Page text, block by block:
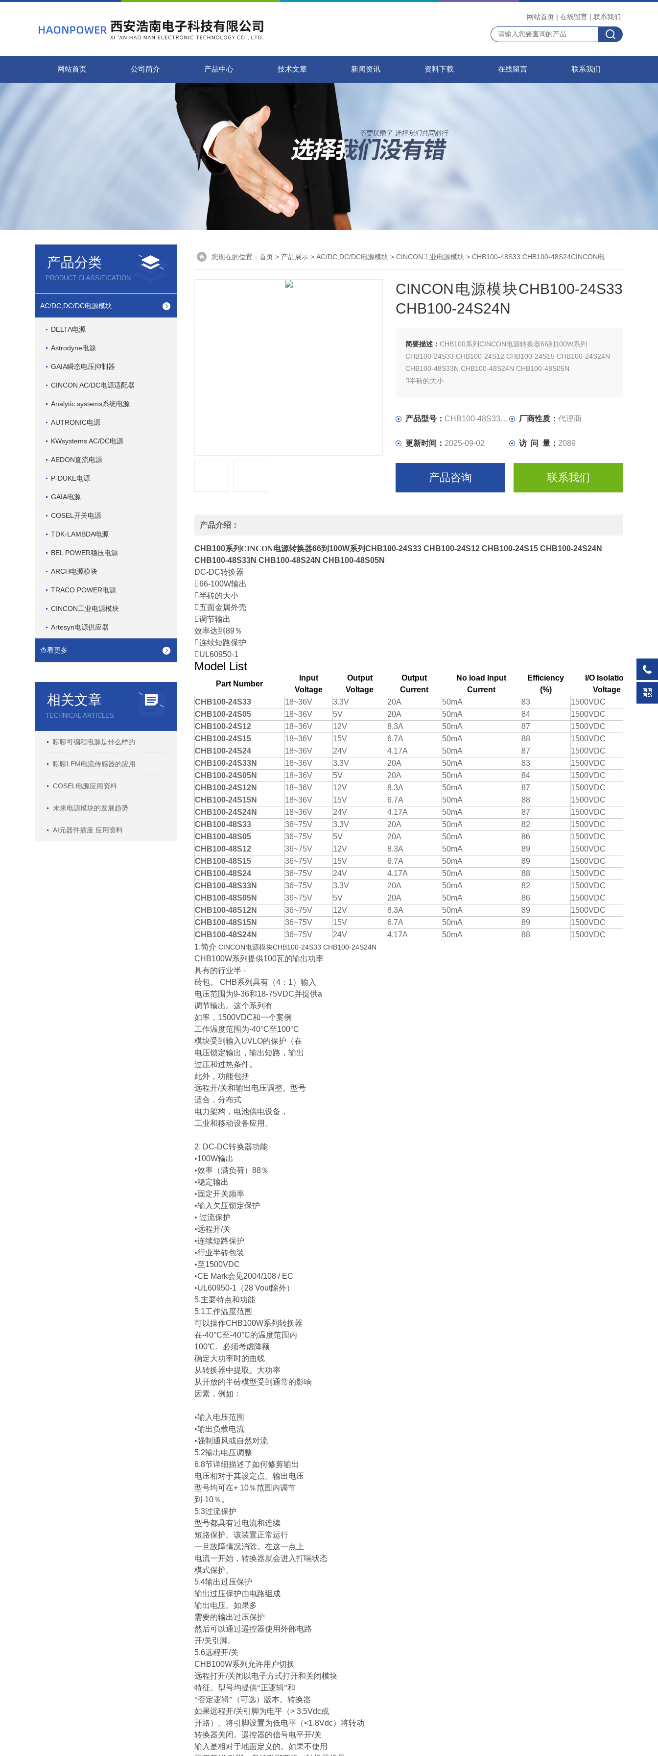
网站首页 | 在线留言 | 联系我们
网站首页 公司简介 产品中心 技术文章 新闻资讯 资料下载 在线留言 联系我们
产品分类
PRODUCT CLASSIFICATION
AC/DC,DC/DC电源模块
DELTA电源
Astrodyne电源
GAIA瞬态电压抑制器
CINCON AC/DC电源适配器
Analytic systems系统电源
AUTRONIC电源
KWsystems AC/DC电源
AEDON直流电源
P-DUKE电源
GAIA电源
COSEL开关电源
TDK-LAMBDA电源
BEL POWER稳压电源
ARCH电源模块
TRACO POWER电源
CINCON工业电源模块
Artesyn电源供应器
查看更多
相关文章
TECHNICAL ARTICLES
聊聊可编程电源是什么样的
聊聊LEM电流传感器的应用
COSEL电源应用资料
未来电源模块的发展趋势
AI元器件插座 应用资料
您现在的位置： 首页 > 产品展示 > AC/DC,DC/DC电源模块 > CINCON工业电源模块 > CHB100-48S33 CHB100-48S24CINCON电源模块CHB100-24S33 CHB100-24S24N
CINCON电源模块CHB100-24S33
CHB100-24S24N
简要描述：CHB100系列CINCON电源转换器66到100W系列
CHB100-24S33 CHB100-24S12 CHB100-24S15 CHB100-24S24N
CHB100-48S33N CHB100-48S24N CHB100-48S05N
半砖的大小
效率达到89％
产品型号： CHB100-48S33 CHB100-48S24 厂商性质：代理商
更新时间： 2025-09-02 访 问 量： 2089
产品咨询 联系我们
产品介绍：
CHB100系列CINCON电源转换器66到 100W系列CHB100-24S33 CHB100-24S12 CHB100-24S15 CHB100-24S24N
CHB100-48S33N CHB100-48S24N CHB100-48S05N
DC-DC转换器
66-100W输出
半砖的大小
五面金属外壳
调节输出
效率达到 89 ％
连续短路保护
UL60950-1
Model List
Part Number
Input
Voltage
Output
Voltage
Output
Current
No load Input
Current
Efficiency
(%)
I/O Isolation
Voltage
CHB100-24S33
18~36V 3.3V 20A 50mA 83
1500VDC
CHB100-24S05
18~36V 5V 20A 50mA 84
1500VDC
CHB100-24S12
18~36V 12V 8.3A 50mA 87
1500VDC
CHB100-24S15
18~36V 15V 6.7A 50mA 88
1500VDC
CHB100-24S24
18~36V 24V 4.17A 50mA 87
1500VDC
CHB100-24S33N
18~36V 3.3V 20A 50mA 83
1500VDC
CHB100-24S05N
18~36V 5V 20A 50mA 84
1500VDC
CHB100-24S12N
18~36V 12V 8.3A 50mA 87
1500VDC
CHB100-24S15N
18~36V 15V 6.7A 50mA 88
1500VDC
CHB100-24S24N
18~36V 24V 4.17A 50mA 87
1500VDC
CHB100-48S33
36~75V 3.3V 20A 50mA 82
1500VDC
CHB100-48S05
36~75V 5V 20A 50mA 86
1500VDC
CHB100-48S12
36~75V 12V 8.3A 50mA 89
1500VDC
CHB100-48S15
36~75V 15V 6.7A 50mA 89
1500VDC
CHB100-48S24
36~75V 24V 4.17A 50mA 88
1500VDC
CHB100-48S33N
36~75V 3.3V 20A 50mA 82
1500VDC
CHB100-48S05N
36~75V 5V 20A 50mA 86
1500VDC
CHB100-48S12N
36~75V 12V 8.3A 50mA 89
1500VDC
CHB100-48S15N
36~75V 15V 6.7A 50mA 89
1500VDC
CHB100-48S24N
36~75V 24V 4.17A 50mA 88
1500VDC
1.简介 CINCON电源模块CHB100-24S33 CHB100-24S24N
CHB100W系列提供100瓦的输出功率
具有的行业半 -
砖包。
CHB系列具有（4 ： 1）输入
电压范围为9-36和18-75VDC并提供a
调节输出。这个系列有
如率， 1500VDC和一个案例
工作温度范围为-40°C至100°C
模块受到输入 UVLO的保护（在
电压锁定输出，输出短路，输出
过压和过热条件。
此外，功能包括
远程开/关和输出电压调整。型号
适合，分布式
电力架构，电池供电设备，
工业和移动设备应用。
2. DC-DC转换器功能
•100W输出
•效率（满负荷） 88％
•稳定输出
•固定开关频率
•输入欠压锁定保护
• 过流保护
•远程开/关
•连续短路保护
•行业半砖包装
•至1500VDC
•CE Mark会见2004/108 / EC
•UL60950-1 （28 Vout除外）
5.主要特点和功能
5.1工作温度范围
可以操作CHB100W系列转换器
在-40°C至-40°C的温度范围内
100℃。必须考虑降额
确定大功率时的曲线
从转换器中提取。大功率
从开放的半砖模型受到通常的影响
因素，例如：
•输入电压范围
•输出负载电流
•强制通风或自然对流
5.2输出电压调整
6.8节详细描述了如何修剪输出
电压相对于其设定点。输出电压
型号均可在+ 10％范围内调节
到 -10％。
5.3过流保护
型号都具有过电流和连续
短路保护。该装置正常运行
一旦故障情况消除。在这一点上
电流一开始，转换器就会进入打嗝状态
模式保护。
5.4输出过压保护
输出过压保护由电路组成
输出电压。如果多
需要的输出过压保护
然后可以通过遥控器使用外部电路
开/关引脚。
5.6远程开/关
CHB100W系列允许用户切换
远程打开/关闭以电子方式打开和关闭模块
特征。型号均提供“正逻辑”和
“否定逻辑”（可选）版本。转换器
如果远程开/关引脚为电平（> 3.5Vdc或
开路）。将引脚设置为低电平（<1.8Vdc）将转动
转换器关闭。遥控器的信号电平开/关
输入是相对于地面定义的。如果不使用